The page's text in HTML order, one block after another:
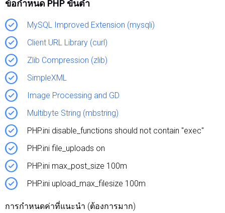
ข้อกำหนด PHP ขั้นต่ำ
MySQL Improved Extension (mysqli)
Client URL Library (curl)
Zlib Compression (zlib)
SimpleXML
Image Processing and GD
Multibyte String (mbstring)
PHP.ini disable_functions should not contain "exec"
PHP.ini file_uploads on
PHP.ini max_post_size 100m
PHP.ini upload_max_filesize 100m
การกำหนดค่าที่แนะนำ (ต้องการมาก)